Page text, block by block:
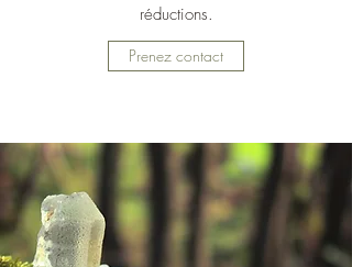
réductions.
Prenez contact